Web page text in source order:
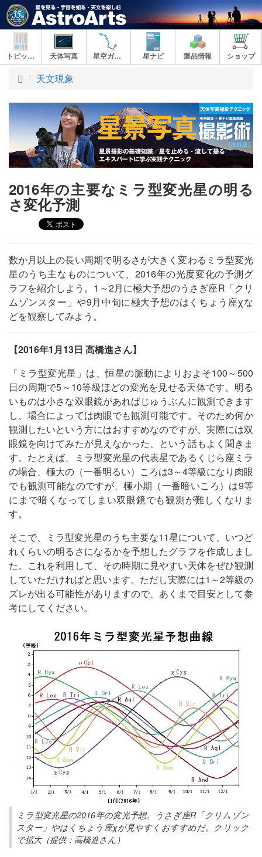
トピックス 天体写真 星空ガイド 星ナビ 製品情報 ショップ
ト
プ
天文現象
2016年の主要なミラ型変光星の明る
さ変化予測
数か月以上の長い周期で明るさが大きく変わるミラ型変光
星のうち主なものについて、2016年の光度変化の予測グ
ラフを紹介しよう。1～2月に極大予想のうさぎ座R「クリ
ムゾンスター」や9月中旬に極大予想のはくちょう座χな
どを観察してみよう。
【2016年1月13日 高橋進さん】
「ミラ型変光星」は、恒星の脈動によりおよそ100～500
日の周期で5～10等級ほどの変光を見せる天体です。明る
いものは小さな双眼鏡があればじゅうぶんに観測できます
し、場合によっては肉眼でも観測可能です。そのため何か
観測したいという方にはおすすめなのですが、実際には双
眼鏡を向けてみたが見えなかった、という話もよく聞きま
す。たとえば、ミラ型変光星の代表星であるくじら座ミラ
の場合、極大の（一番明るい）ころは3～4等級になり肉眼
でも観測可能なのですが、極小期（一番暗いころ）は9等
にまで暗くなってしまい双眼鏡でも観測が難しくなりま
す。
そこで、ミラ型変光星のうち主要な11星について、いつど
れくらいの明るさになるかを予想したグラフを作成しまし
た。これを利用して、その時期に見やすい天体をぜひ観測
していただければと思います。ただし実際には1～2等級の
ズレが出る可能性がありますので、あくまで目安として参
考にしてください。
ミラ型変光星の2016年の変光予想。うさぎ座R「クリムゾン
スター」やはくちょう座χが見やすくおすすめだ。クリック
で拡大（提供：高橋進さん）